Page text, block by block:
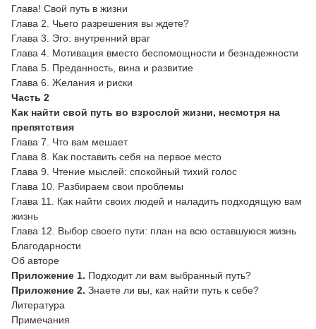
Глава! Свой путь в жизни
Глава 2. Чьего разрешения вы ждете?
Глава 3. Эго: внутренний враг
Глава 4. Мотивация вместо беспомощности и безнадежности
Глава 5. Преданность, вина и развитие
Глава 6. Желания и риски
Часть 2
Как найти свой путь во взрослой жизни, несмотря на
препятствия
Глава 7. Что вам мешает
Глава 8. Как поставить себя на первое место
Глава 9. Чтение мыслей: спокойный тихий голос
Глава 10. Разбираем свои проблемы
Глава 11. Как найти своих людей и наладить подходящую вам
жизнь
Глава 12. Выбор своего пути: план на всю оставшуюся жизнь
Благодарности
Об авторе
Приложение 1. Подходит ли вам выбранный путь?
Приложение 2. Знаете ли вы, как найти путь к себе?
Литература
Примечания